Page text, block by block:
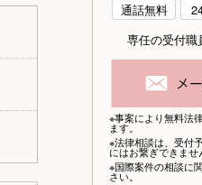
通話無料
専任の受付職
※事案により無料法
ます。
※法律相談は、 受付
にはお繋ぎできませ
※国際案件の相談に
さい。